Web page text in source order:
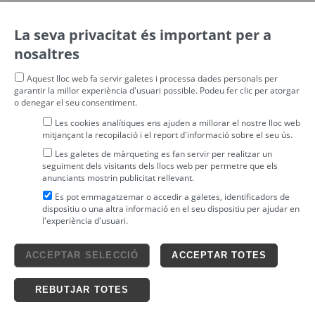
powered by4tickets S.L.
Ticketing solutions
Avís legal
Condicions generals
La seva privacitat és important per a
nosaltres
Aquest lloc web fa servir galetes i processa dades personals per
garantir la millor experiència d'usuari possible. Podeu fer clic per atorgar
o denegar el seu consentiment.
Les cookies analítiques ens ajuden a millorar el nostre lloc web
mitjançant la recopilació i el report d'informació sobre el seu ús.
Les galetes de màrqueting es fan servir per realitzar un
seguiment dels visitants dels llocs web per permetre que els
anunciants mostrin publicitat rellevant.
Es pot emmagatzemar o accedir a galetes, identificadors de
dispositiu o una altra informació en el seu dispositiu per ajudar en
l'experiència d'usuari.
ACCEPTAR TOTES
ACCEPTAR SELECCIÓ
REBUTJAR TOTES